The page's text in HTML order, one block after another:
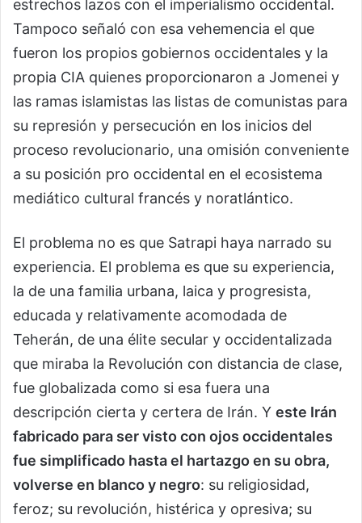
estrechos lazos con el imperialismo occidental.
Tampoco señaló con esa vehemencia el que
fueron los propios gobiernos occidentales y la
propia CIA quienes proporcionaron a Jomenei y
las ramas islamistas las listas de comunistas para
su represión y persecución en los inicios del
proceso revolucionario, una omisión conveniente
a su posición pro occidental en el ecosistema
mediático cultural francés y noratlántico.
El problema no es que Satrapi haya narrado su
experiencia. El problema es que su experiencia,
la de una familia urbana, laica y progresista,
educada y relativamente acomodada de
Teherán, de una élite secular y occidentalizada
que miraba la Revolución con distancia de clase,
fue globalizada como si esa fuera una
descripción cierta y certera de Irán. Y este Irán
fabricado para ser visto con ojos occidentales
fue simplificado hasta el hartazgo en su obra,
volverse en blanco y negro: su religiosidad,
feroz; su revolución, histérica y opresiva; su